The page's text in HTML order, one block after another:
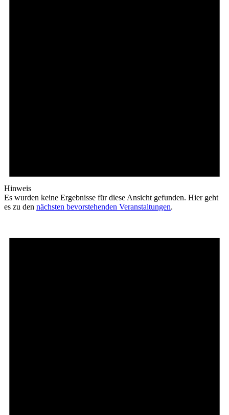
Hinweis
Es wurden keine Ergebnisse für diese Ansicht gefunden. Hier geht
es zu den nächsten bevorstehenden Veranstaltungen.